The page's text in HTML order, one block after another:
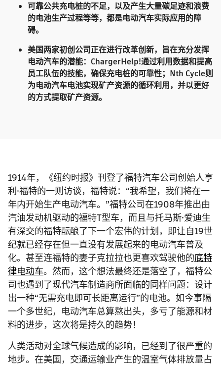
可靠公共充电桩的不足，以及产生大量碳足迹和浪费
的电池生产过程等等，都是电动汽车实际应用的障
碍。
美国两家初创公司正在进行改革创新，旨在充分发挥
电动汽车的潜能：ChargerHelp!通过利用数据和提高
员工队伍的技能，确保充电桩的可靠性；Nth Cycle则
为电动汽车电池实现矿产资源的循环利用，并以更好
的方式提取矿产资源。
1914年，《纽约时报》刊登了福特汽车公司创始人亨
利·福特的一则访谈，福特说：“我希望，我们将在一
年内开始生产电动汽车。”福特公司在1908年推出由
汽油发动机驱动的福特T型车，而且与托马斯·爱迪生
有深交的福特酝酿了下一个宏伟的计划，即让自19世
纪就已经存在但一直没有发展起来的电动汽车普及
化。甚至连福特的妻子克拉拉也更喜欢驾驶他的底特
律电动车。然而，这个想法最终还是落空了，福特公
司也遇到了现代汽车制造商所面临的同样问题：设计
出一种“无需充电即可长距离运行”的电池。如今事隔
一个多世纪，电动汽车总算熬出头，多亏了能源和材
料的进步，这次将是持久的趋势！
人类活动对全球气候造成的影响，已经到了很严重的
地步。在美国，交通运输业产生的温室气体排放量占